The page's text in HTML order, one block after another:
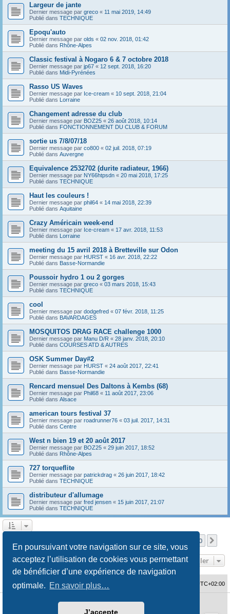
En poursuivant votre navigation sur ce site, vous
acceptez l’utilisation de cookies vous permettant
de bénéficier d’une expérience de navigation
optimale. En savoir plus…
J’accepte
Largeur de jante
Dernier message par greco « 11 mai 2019, 14:49
Publié dans TECHNIQUE
Epoqu'auto
Dernier message par olds « 02 nov. 2018, 01:42
Publié dans Rhône-Alpes
Classic festival à Nogaro 6 & 7 octobre 2018
Dernier message par jp67 « 12 sept. 2018, 16:20
Publié dans Midi-Pyrénées
Rasso US Waves
Dernier message par Ice-cream « 10 sept. 2018, 21:04
Publié dans Lorraine
Changement adresse du club
Dernier message par BOZ25 « 26 août 2018, 10:14
Publié dans FONCTIONNEMENT DU CLUB & FORUM
sortie us 7/8/07/18
Dernier message par co800 « 02 juil. 2018, 07:19
Publié dans Auvergne
Equivalence 2532702 (durite radiateur, 1966)
Dernier message par NY66htpsdn « 20 mai 2018, 17:25
Publié dans TECHNIQUE
Haut les couleurs !
Dernier message par phil64 « 14 mai 2018, 22:39
Publié dans Aquitaine
Crazy Américain week-end
Dernier message par Ice-cream « 17 avr. 2018, 11:53
Publié dans Lorraine
meeting du 15 avril 2018 à Bretteville sur Odon
Dernier message par HURST « 16 avr. 2018, 22:22
Publié dans Basse-Normandie
Poussoir hydro 1 ou 2 gorges
Dernier message par greco « 03 mars 2018, 15:43
Publié dans TECHNIQUE
cool
Dernier message par dodgefred « 07 févr. 2018, 11:25
Publié dans BAVARDAGES
MOSQUITOS DRAG RACE challenge 1000
Dernier message par Manu D/R « 28 janv. 2018, 20:10
Publié dans COURSES ATD & AUTRES
OSK Summer Day#2
Dernier message par HURST « 24 août 2017, 22:41
Publié dans Basse-Normandie
Rencard mensuel Des Daltons à Kembs (68)
Dernier message par Phil68 « 11 août 2017, 23:06
Publié dans Alsace
american tours festival 37
Dernier message par roadrunner76 « 03 juil. 2017, 14:31
Publié dans Centre
West n bien 19 et 20 août 2017
Dernier message par BOZ25 « 29 juin 2017, 18:52
Publié dans Rhône-Alpes
727 torqueflite
Dernier message par patrickdrag « 26 juin 2017, 18:42
Publié dans TECHNIQUE
distributeur d'allumage
Dernier message par fred jensen « 15 juin 2017, 21:07
Publié dans TECHNIQUE
10
Aller
Accueil du forum UTC+02:00
Développé parphpBB® Forum Software © phpBB Limited
Traduction française officielle